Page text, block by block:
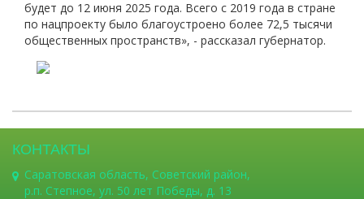
будет до 12 июня 2025 года. Всего с 2019 года в стране
по нацпроекту было благоустроено более 72,5 тысячи
общественных пространств», - рассказал губернатор.
КОНТАКТЫ
Саратовская область, Советский район,
р.п. Степное, ул. 50 лет Победы, д. 13